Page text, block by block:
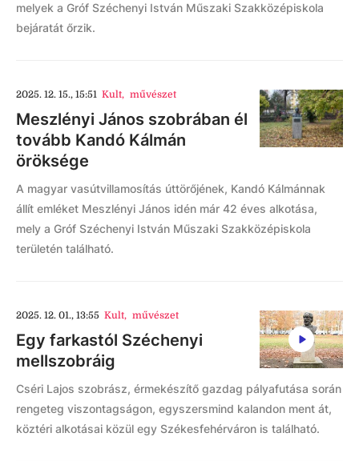
melyek a Gróf Széchenyi István Műszaki Szakközépiskola
bejáratát őrzik.
2025. 12. 15., 15:51 Kult, művészet
Meszlényi János szobrában él
tovább Kandó Kálmán
öröksége
A magyar vasútvillamosítás úttörőjének, Kandó Kálmánnak
állít emléket Meszlényi János idén már 42 éves alkotása,
mely a Gróf Széchenyi István Műszaki Szakközépiskola
területén található.
2025. 12. 01., 13:55 Kult, művészet
Egy farkastól Széchenyi
mellszobráig
Cséri Lajos szobrász, érmekészítő gazdag pályafutása során
rengeteg viszontagságon, egyszersmind kalandon ment át,
köztéri alkotásai közül egy Székesfehérváron is található.